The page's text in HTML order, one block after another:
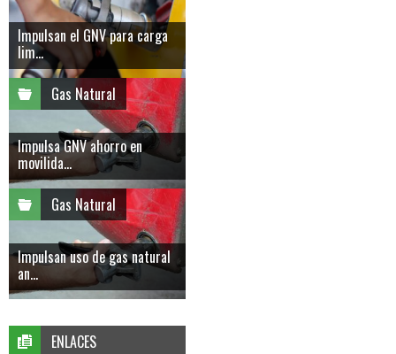
Impulsan el GNV para carga
lim...
Gas Natural
Impulsa GNV ahorro en
movilida...
Gas Natural
Impulsan uso de gas natural
an...
ENLACES